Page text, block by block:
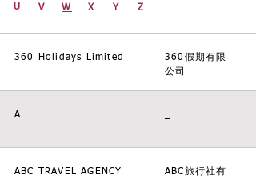
U V W X Y Z
360 Holidays Limited
360假期有限
公司
A
ABC TRAVEL AGENCY
ABC旅行社有